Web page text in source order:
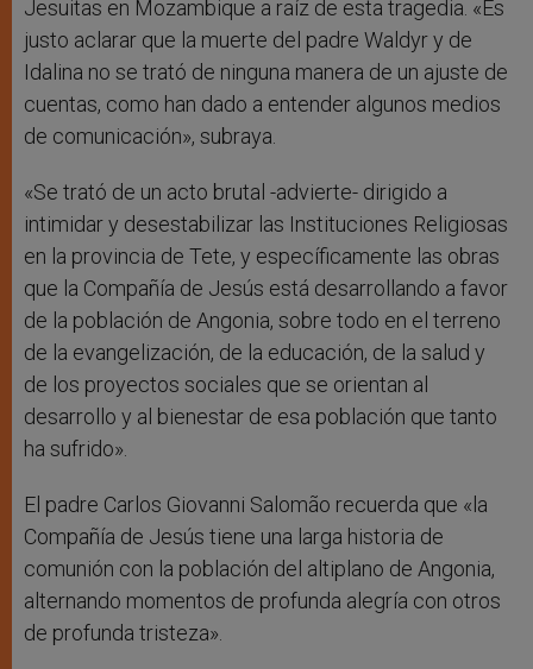
Jesuitas en Mozambique a raíz de esta tragedia. «Es
justo aclarar que la muerte del padre Waldyr y de
Idalina no se trató de ninguna manera de un ajuste de
cuentas, como han dado a entender algunos medios
de comunicación», subraya.
«Se trató de un acto brutal -advierte- dirigido a
intimidar y desestabilizar las Instituciones Religiosas
en la provincia de Tete, y específicamente las obras
que la Compañía de Jesús está desarrollando a favor
de la población de Angonia, sobre todo en el terreno
de la evangelización, de la educación, de la salud y
de los proyectos sociales que se orientan al
desarrollo y al bienestar de esa población que tanto
ha sufrido».
El padre Carlos Giovanni Salomão recuerda que «la
Compañía de Jesús tiene una larga historia de
comunión con la población del altiplano de Angonia,
alternando momentos de profunda alegría con otros
de profunda tristeza».